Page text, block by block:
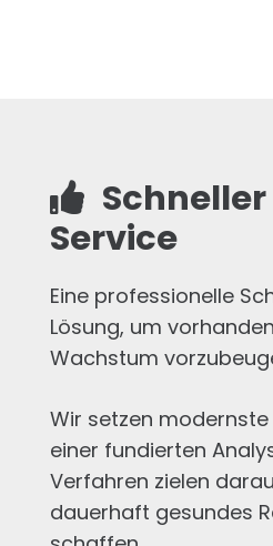
Service
Eine professionelle
Lösung, um
Wachstum
Wir setzen
einer fundierten
Verfahren zielen
dauerhaft gesundes